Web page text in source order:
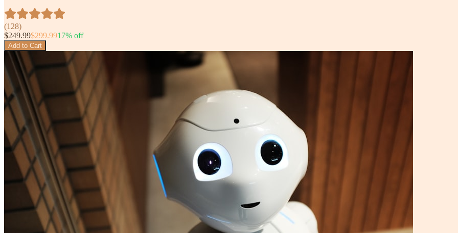
(128)
$249.99$299.9917% off
Add to Cart